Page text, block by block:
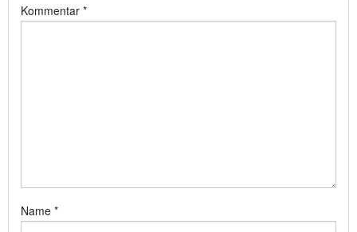
Kommentar *
Name *